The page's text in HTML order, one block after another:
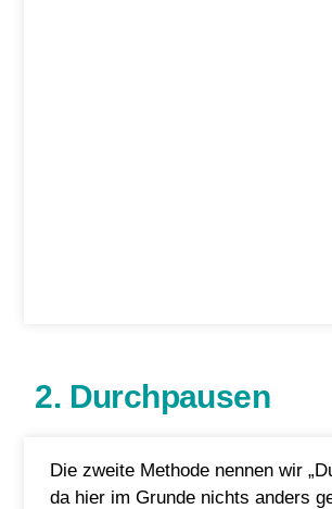
2. Durchpausen
Die zweite Methode nennen wir
da hier im Grunde nichts anders